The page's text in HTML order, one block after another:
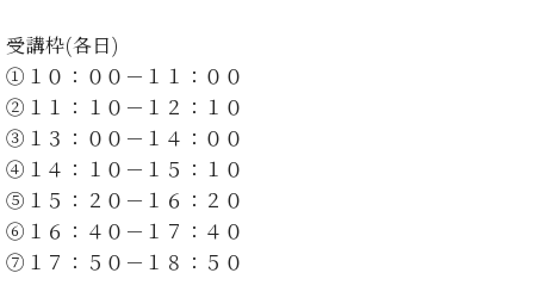
C.
ベ
ヒ
タ
イ
ン
レ
組
み
ピ
ノ
製
造
番
ベ
ヒ
シ
ュ
タ
イ
を
弾
ア
情
報)
ャ
ン
ペ
ー
取
扱
店
店
舗・
サ
ロ
か
ら
本
格
的
に
学
ぶ
方
受講枠(各日)
①１０：００－１１：００
②１１：１０－１２：１０
③１３：００－１４：００
④１４：１０－１５：１０
⑤１５：２０－１６：２０
⑥１６：４０－１７：４０
⑦１７：５０－１８：５０